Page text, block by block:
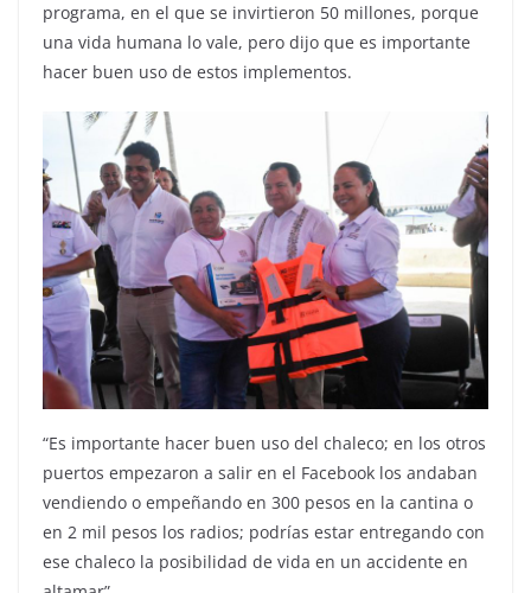
programa, en el que se invirtieron 50 millones, porque
una vida humana lo vale, pero dijo que es importante
hacer buen uso de estos implementos.
“Es importante hacer buen uso del chaleco; en los otros
puertos empezaron a salir en el Facebook los andaban
vendiendo o empeñando en 300 pesos en la cantina o
en 2 mil pesos los radios; podrías estar entregando con
ese chaleco la posibilidad de vida en un accidente en